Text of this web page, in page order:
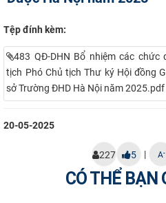
TUYỂN SINH
ĐÀO TẠO
ĐẢM BẢO CHẤT LƯỢNG
CỰU NGƯỜI HỌC
Tệp đính kèm:
483 QĐ-DHN Bổ nhiệm các chức
tịch Phó Chủ tịch Thư ký Hội đồng
sở Trường ĐHD Hà Nội năm 2025.pdf
20-05-2025
227 5 | A-
CÓ THỂ BẠN